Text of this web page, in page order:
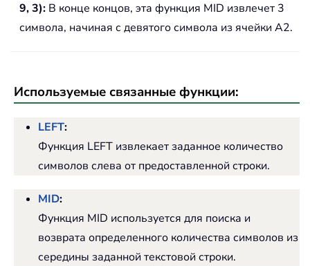
9, 3): В конце концов, эта функция MID извлечет 3
символа, начиная с девятого символа из ячейки A2.
Используемые связанные функции:
LEFT:
Функция LEFT извлекает заданное количество
символов слева от предоставленной строки.
MID:
Функция MID используется для поиска и
возврата определенного количества символов из
середины заданной текстовой строки.